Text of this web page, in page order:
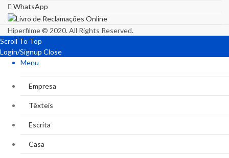
WhatsApp
Hiperfilme © 2020. All Rights Reserved.
Scroll To Top
Login/Signup Close
Menu
Empresa
Têxteis
Escrita
Casa